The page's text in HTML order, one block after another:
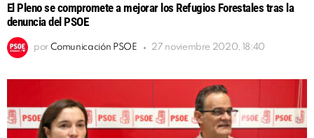
El Pleno se compromete a mejorar los Refugios Forestales tras la
denuncia del PSOE
por Comunicación PSOE 27 noviembre 2020, 18:40